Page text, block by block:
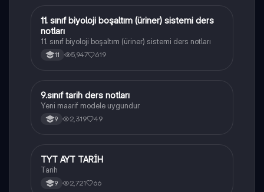
Biyoloji
11. sınıf biyoloji boşaltım (üriner) sistemi ders
notları
11. sınıf biyoloji boşaltım (üriner) sistemi ders notları
11 5,947 619
Tarih
9.sınıf tarih ders notları
Yeni maarif modele uygundur
9 2,319 49
Tarih
TYT AYT TARİH
Tarih
9 2,721 66